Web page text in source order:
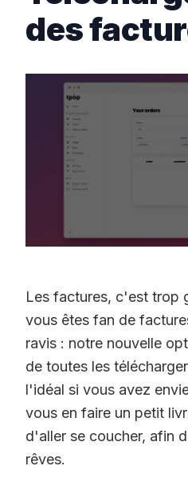
des
Les factures, c'est trop
vous êtes fan de
ravis : notre nouvelle
de toutes les
l'idéal si vous avez
vous en faire un petit
d'aller se coucher, afin
rêves.